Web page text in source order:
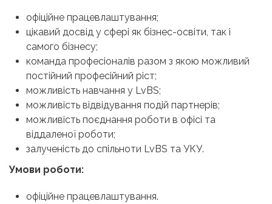
офіційне працевлаштування;
цікавий досвід у сфері як бізнес-освіти, так і
самого бізнесу;
команда професіоналів разом з якою можливий
постійний професійний ріст;
можливість навчання у LvBS;
можливість відвідування подій партнерів;
можливість поєднання роботи в офісі та
віддаленої роботи;
залученість до спільноти LvBS та УКУ.
Умови роботи:
офіційне працевлаштування.